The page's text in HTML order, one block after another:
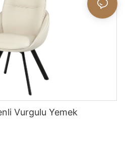
Vurgulu Yemek